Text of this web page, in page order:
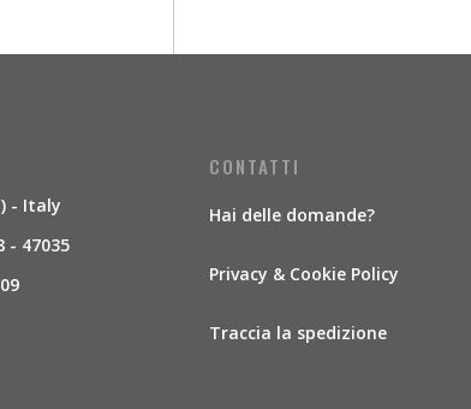
- Italy
- 47035
CONTATTI
Hai delle domande?
Privacy & Cookie Policy
Traccia la spedizione